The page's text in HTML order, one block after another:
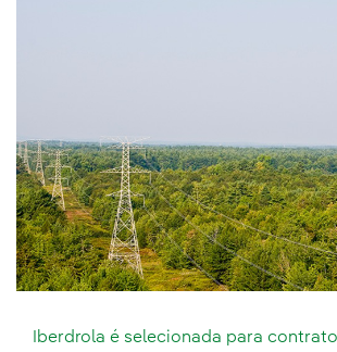
Iberdrola é selecionada para